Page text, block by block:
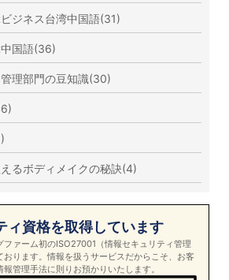
ジネス台湾中国語(31)
国語(36)
理部門の豆知識(30)
るボディメイクの秘訣(4)
ィ資格を取得しています
ファーム初のISO27001（情報セキュリティ管理
おります。情報を扱うサービスだからこそ、お客
管理手法に則りお預かりいたします。